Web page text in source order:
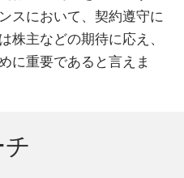
スにおいて、契約遵守に
株主などの期待に応え、
に重要であると言えま